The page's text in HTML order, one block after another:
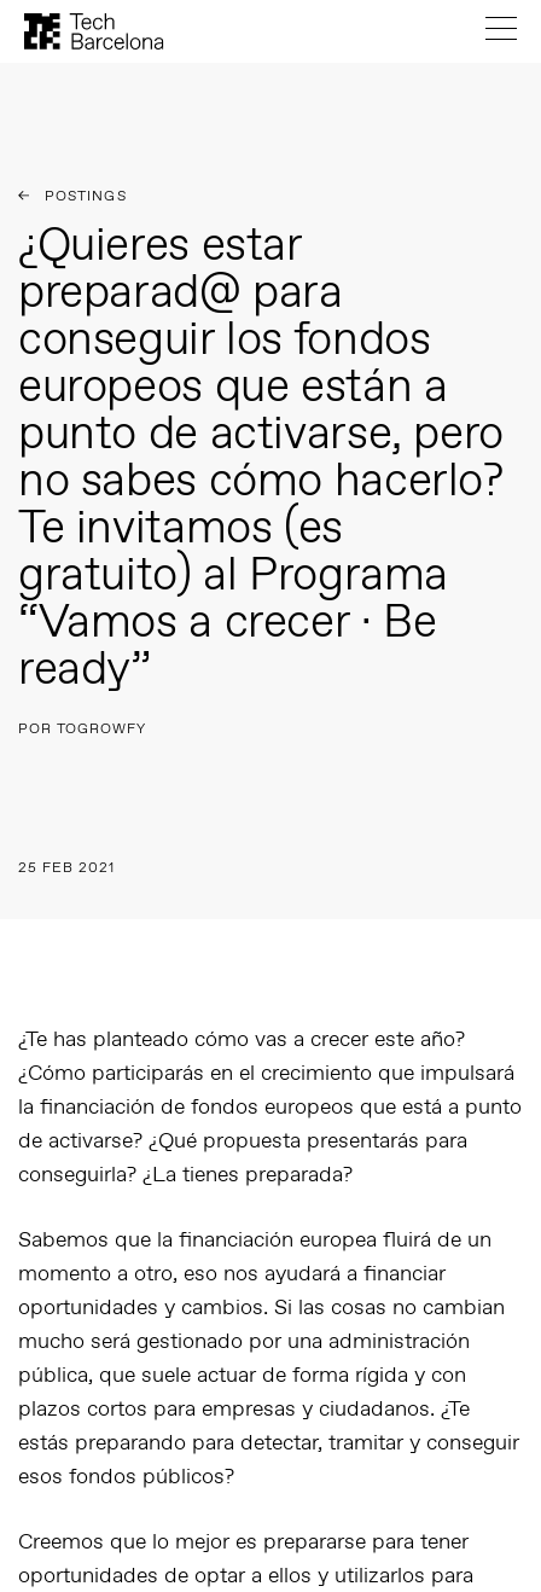
POSTINGS
¿Quieres estar
preparad@ para
conseguir los fondos
europeos que están a
punto de activarse, pero
no sabes cómo hacerlo?
Te invitamos (es
gratuito) al Programa
“Vamos a crecer · Be
ready”
POR TOGROWFY
25 FEB 2021
¿Te has planteado cómo vas a crecer este año?
¿Cómo participarás en el crecimiento que impulsará
la financiación de fondos europeos que está a punto
de activarse? ¿Qué propuesta presentarás para
conseguirla? ¿La tienes preparada?
Sabemos que la financiación europea fluirá de un
momento a otro, eso nos ayudará a financiar
oportunidades y cambios. Si las cosas no cambian
mucho será gestionado por una administración
pública, que suele actuar de forma rígida y con
plazos cortos para empresas y ciudadanos. ¿Te
estás preparando para detectar, tramitar y conseguir
esos fondos públicos?
Creemos que lo mejor es prepararse para tener
oportunidades de optar a ellos y utilizarlos para